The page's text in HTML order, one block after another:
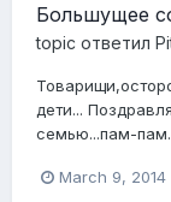
Большущее
topic ответил
дети...
семью...пам-
March 9, 2014